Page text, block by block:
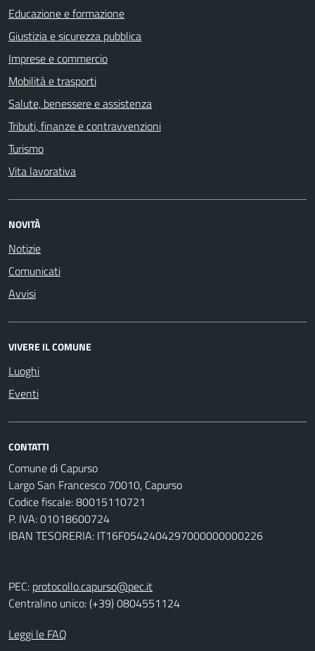
Educazione e formazione
Giustizia e sicurezza pubblica
Imprese e commercio
Mobilità e trasporti
Salute, benessere e assistenza
Tributi, finanze e contravvenzioni
Turismo
Vita lavorativa
NOVITÀ
Notizie
Comunicati
Avvisi
VIVERE IL COMUNE
Luoghi
Eventi
CONTATTI
Comune di Capurso
Largo San Francesco 70010, Capurso
Codice fiscale: 80015110721
P. IVA: 01018600724
IBAN TESORERIA: IT16F0542404297000000000226
PEC: protocollo.capurso@pec.it
Centralino unico: (+39) 0804551124
Leggi le FAQ